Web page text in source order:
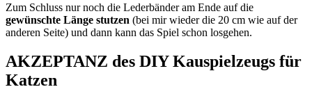
Zum Schluss nur noch die Lederbänder am Ende auf die
gewünschte Länge stutzen (bei mir wieder die 20 cm wie auf der
anderen Seite) und dann kann das Spiel schon losgehen.
AKZEPTANZ des DIY Kauspielzeugs für
Katzen